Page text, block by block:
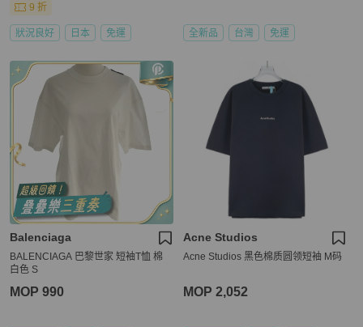
9 折
狀況良好 日本 免運 全新品 台灣 免運
Balenciaga
BALENCIAGA 巴黎世家 短袖T恤 棉
白色 S
MOP 990
Acne Studios
Acne Studios 黑色棉质圆领短袖 M码
MOP 2,052